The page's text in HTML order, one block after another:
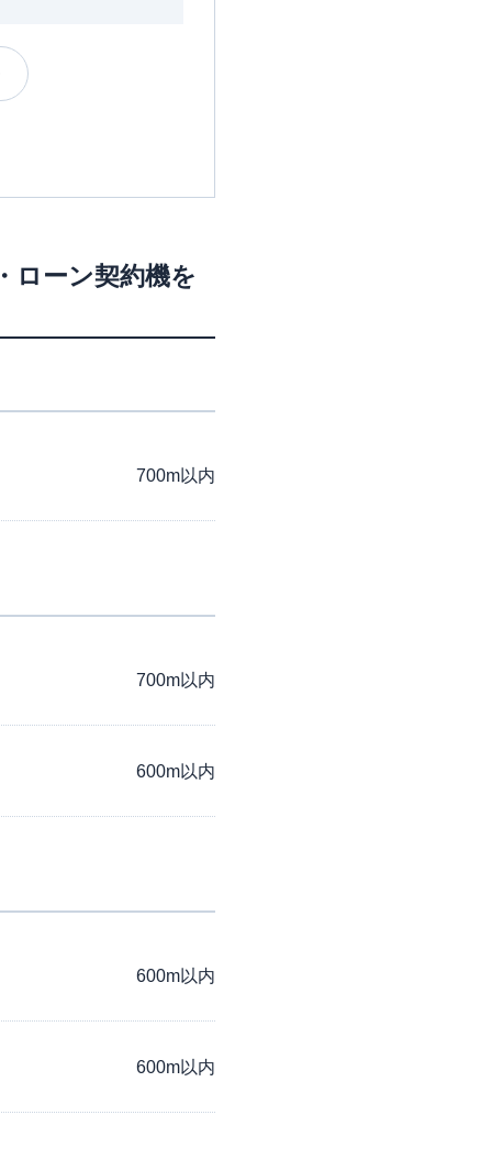
ローン契約機を
700m以内
700m以内
600m以内
600m以内
600m以内